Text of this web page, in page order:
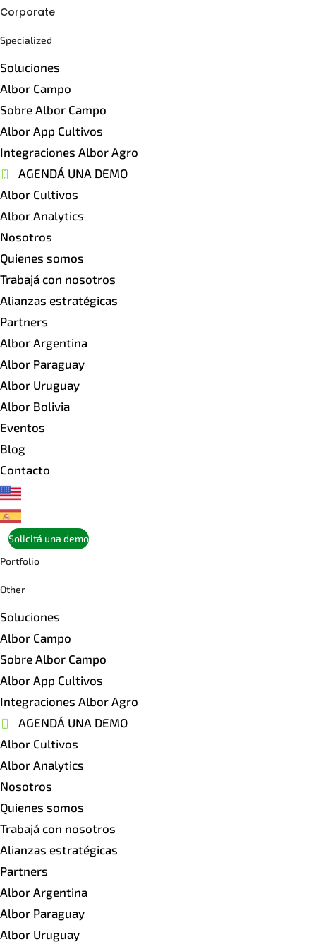
Corporate
Specialized
Soluciones
Albor Campo
Sobre Albor Campo
Albor App Cultivos
Integraciones Albor Agro
AGENDÁ UNA DEMO
Albor Cultivos
Albor Analytics
Nosotros
Quienes somos
Trabajá con nosotros
Alianzas estratégicas
Partners
Albor Argentina
Albor Paraguay
Albor Uruguay
Albor Bolivia
Eventos
Blog
Contacto
Solicitá una demo
Portfolio
Other
Soluciones
Albor Campo
Sobre Albor Campo
Albor App Cultivos
Integraciones Albor Agro
AGENDÁ UNA DEMO
Albor Cultivos
Albor Analytics
Nosotros
Quienes somos
Trabajá con nosotros
Alianzas estratégicas
Partners
Albor Argentina
Albor Paraguay
Albor Uruguay